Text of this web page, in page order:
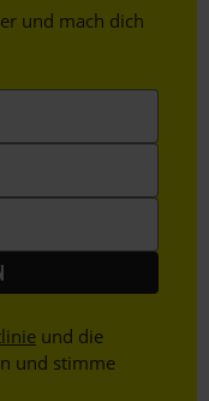
und mach dich
und die
und stimme